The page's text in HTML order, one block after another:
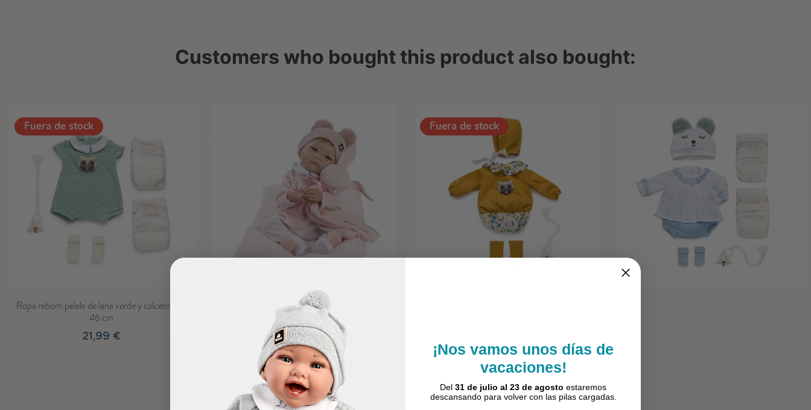
Customers who bought this product also bought:
Fuera de stock
¡Nos vamos unos días de
vacaciones!
Del 31 de julio al 23 de agosto estaremos
descansando para volver con las pilas cargadas.